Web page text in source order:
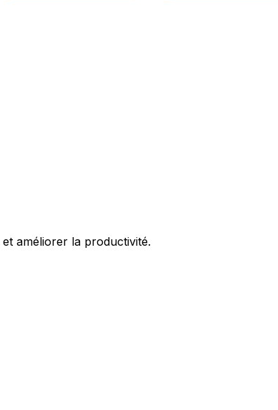
améliorer la productivité.